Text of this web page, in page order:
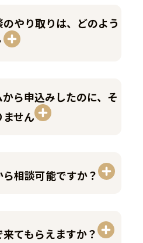
②ご依頼内容に応じて、訪
問可否のご案内と訪問日を
調整させていただきます。
す。
込みいただきます。
す。
やり取りは、どのよう
ら申込みしたのに、そ
ません
相談可能ですか？
来てもらえますか？